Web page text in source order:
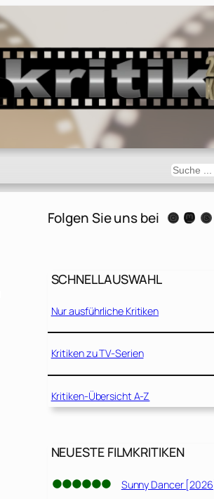
Suchen
Folgen Sie uns bei Instagram Mastodon Threads
SCHNELLAUSWAHL
Nur ausführliche Kritiken
Kritiken zu TV-Serien
Kritiken-Übersicht A-Z
NEUESTE FILMKRITIKEN
Sunny Dancer [2026]